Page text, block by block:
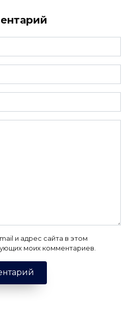
и адрес сайта в этом
моих комментариев.